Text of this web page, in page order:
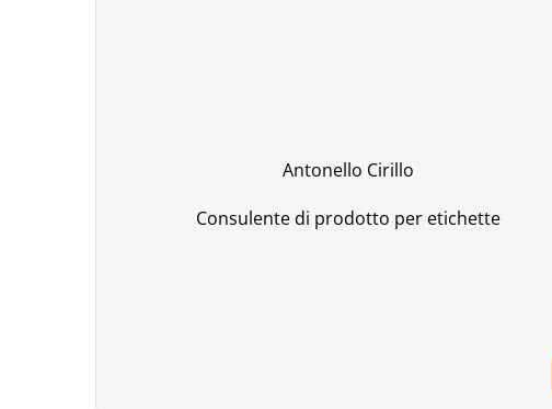
Antonello Cirillo
Consulente di prodotto per etichette